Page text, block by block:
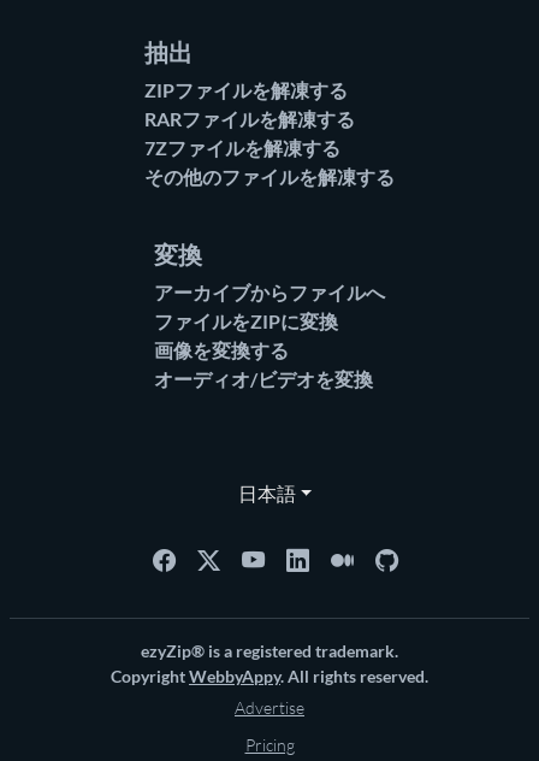
抽出
ZIPファイルを解凍する
RARファイルを解凍する
7Zファイルを解凍する
その他のファイルを解凍する
変換
アーカイブからファイルへ
ファイルをZIPに変換
画像を変換する
オーディオ/ビデオを変換
日本語
ezyZip® is a registered trademark.
CopyrightWebbyAppy. All rights reserved.
Advertise
Pricing